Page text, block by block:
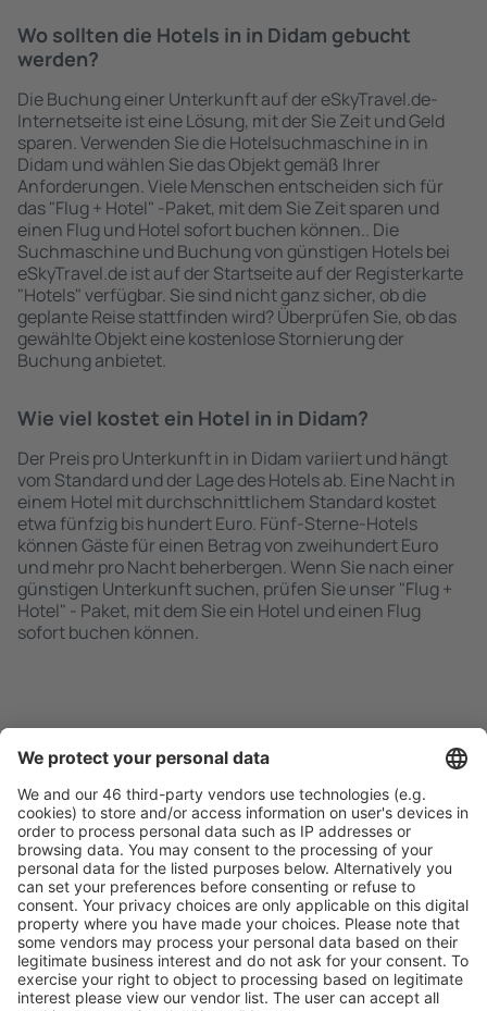
Wo sollten die Hotels in in Didam gebucht
werden?
Die Buchung einer Unterkunft auf der eSkyTravel.de-
Internetseite ist eine Lösung, mit der Sie Zeit und Geld
sparen. Verwenden Sie die Hotelsuchmaschine in in
Didam und wählen Sie das Objekt gemäß Ihrer
Anforderungen. Viele Menschen entscheiden sich für
das "Flug + Hotel" -Paket, mit dem Sie Zeit sparen und
einen Flug und Hotel sofort buchen können.. Die
Suchmaschine und Buchung von günstigen Hotels bei
eSkyTravel.de ist auf der Startseite auf der Registerkarte
"Hotels" verfügbar. Sie sind nicht ganz sicher, ob die
geplante Reise stattfinden wird? Überprüfen Sie, ob das
gewählte Objekt eine kostenlose Stornierung der
Buchung anbietet.
Wie viel kostet ein Hotel in in Didam?
Der Preis pro Unterkunft in in Didam variiert und hängt
vom Standard und der Lage des Hotels ab. Eine Nacht in
einem Hotel mit durchschnittlichem Standard kostet
etwa fünfzig bis hundert Euro. Fünf-Sterne-Hotels
können Gäste für einen Betrag von zweihundert Euro
und mehr pro Nacht beherbergen. Wenn Sie nach einer
günstigen Unterkunft suchen, prüfen Sie unser "Flug +
Hotel" - Paket, mit dem Sie ein Hotel und einen Flug
sofort buchen können.
Angebot an Ihre Bedürfnisse angepasst.
Sicher planen
Buchen ohne Sorgen mit einer kostenlosen
Stornierungsoption.
Mehr sparen
Attraktive Preise und Spezialangebote für eingeloggte
Benutzer.